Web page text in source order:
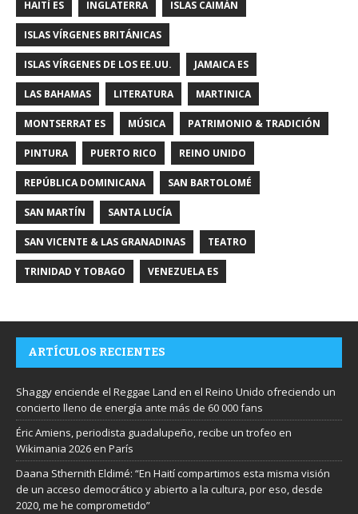
HAITÍ ES INGLATERRA ISLAS CAIMÁN
ISLAS VÍRGENES BRITÁNICAS
ISLAS VÍRGENES DE LOS EE.UU. JAMAICA ES
LAS BAHAMAS LITERATURA MARTINICA
MONTSERRAT ES MÚSICA PATRIMONIO & TRADICIÓN
PINTURA PUERTO RICO REINO UNIDO
REPÚBLICA DOMINICANA SAN BARTOLOMÉ
SAN MARTÍN SANTA LUCÍA
SAN VICENTE & LAS GRANADINAS TEATRO
TRINIDAD Y TOBAGO VENEZUELA ES
ARTÍCULOS RECIENTES
Shaggy enciende el Reggae Land en el Reino Unido ofreciendo un
concierto lleno de energía ante más de 60 000 fans
Éric Amiens, periodista guadalupeño, recibe un trofeo en
Wikimania 2026 en París
Daana Sthernith Eldimé: “En Haití compartimos esta misma visión
de un acceso democrático y abierto a la cultura, por eso, desde
2020, me he comprometido”